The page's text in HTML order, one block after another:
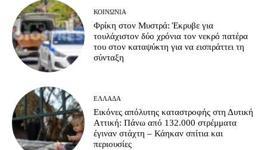
ΚΟΙΝΩΝΊΑ
Φρίκη στον Μυστρά: Έκρυβε για
τουλάχιστον δύο χρόνια τον νεκρό πατέρα
του στον καταψύκτη για να εισπράττει τη
σύνταξη
ΕΛΛΆΔΑ
Εικόνες απόλυτης καταστροφής στη Δυτική
Αττική: Πάνω από 132.000 στρέμματα
έγιναν στάχτη – Κάηκαν σπίτια και
περιουσίες